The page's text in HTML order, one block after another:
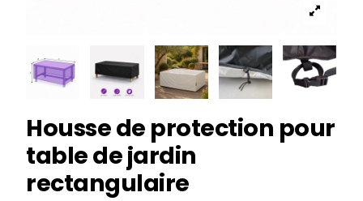
Housse de protection pour
table de jardin
rectangulaire